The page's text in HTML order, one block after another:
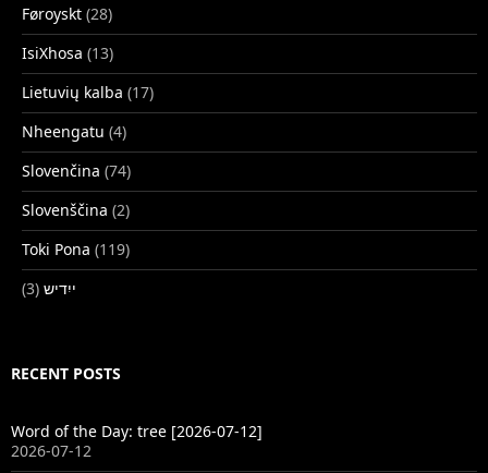
Føroyskt (28)
IsiXhosa (13)
Lietuvių kalba (17)
Nheengatu (4)
Slovenčina (74)
Slovenščina (2)
Toki Pona (119)
ייִדיש (3)
RECENT POSTS
Word of the Day: tree [2026-07-12]
2026-07-12